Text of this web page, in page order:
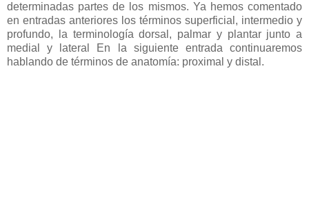
determinadas partes de los mismos. Ya hemos comentado
en entradas anteriores los términos superficial, intermedio y
profundo, la terminología dorsal, palmar y plantar junto a
medial y lateral En la siguiente entrada continuaremos
hablando de términos de anatomía: proximal y distal.